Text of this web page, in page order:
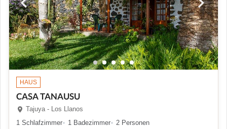
HAUS
CASA TANAUSU
Tajuya - Los Llanos
1 Schlafzimmer
1 Badezimmer
2 Personen